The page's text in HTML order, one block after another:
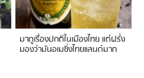
มาดูเรื่องปกติในเมืองไทย แต่ฝรั่ง
มองว่ามันอเมซิ่งไทยแลนด์มาก